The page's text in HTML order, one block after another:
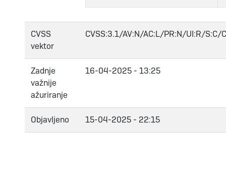
CVSS
vektor
CVSS:3.1/AV:N/AC:L/PR:N/UI:R/S:C/
Zadnje
važnije
ažuriranje
16-04-2025 - 13:25
Objavljeno 15-04-2025 - 22:15